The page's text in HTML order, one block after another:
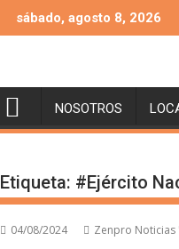
sábado, agosto 8, 2026
NOSOTROS
Etiqueta: #Ejército
04/08/2024 Zenpro Noticias